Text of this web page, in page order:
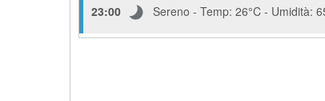
23:00 Sereno - Temp: 26°C - Umidità: